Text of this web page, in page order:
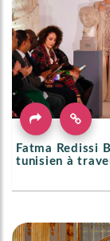
Fatma Redissi
tunisien à